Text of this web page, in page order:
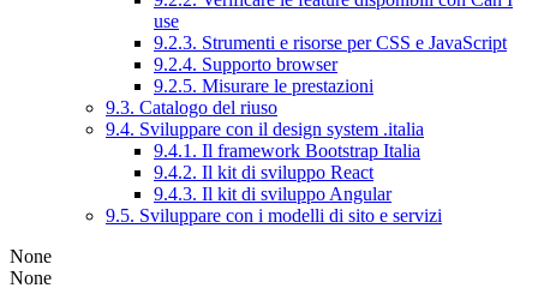
use
9.2.3. Strumenti e risorse per CSS e JavaScript
9.2.4. Supporto browser
9.2.5. Misurare le prestazioni
9.3. Catalogo del riuso
9.4. Sviluppare con il design system .italia
9.4.1. Il framework Bootstrap Italia
9.4.2. Il kit di sviluppo React
9.4.3. Il kit di sviluppo Angular
9.5. Sviluppare con i modelli di sito e servizi
None
None